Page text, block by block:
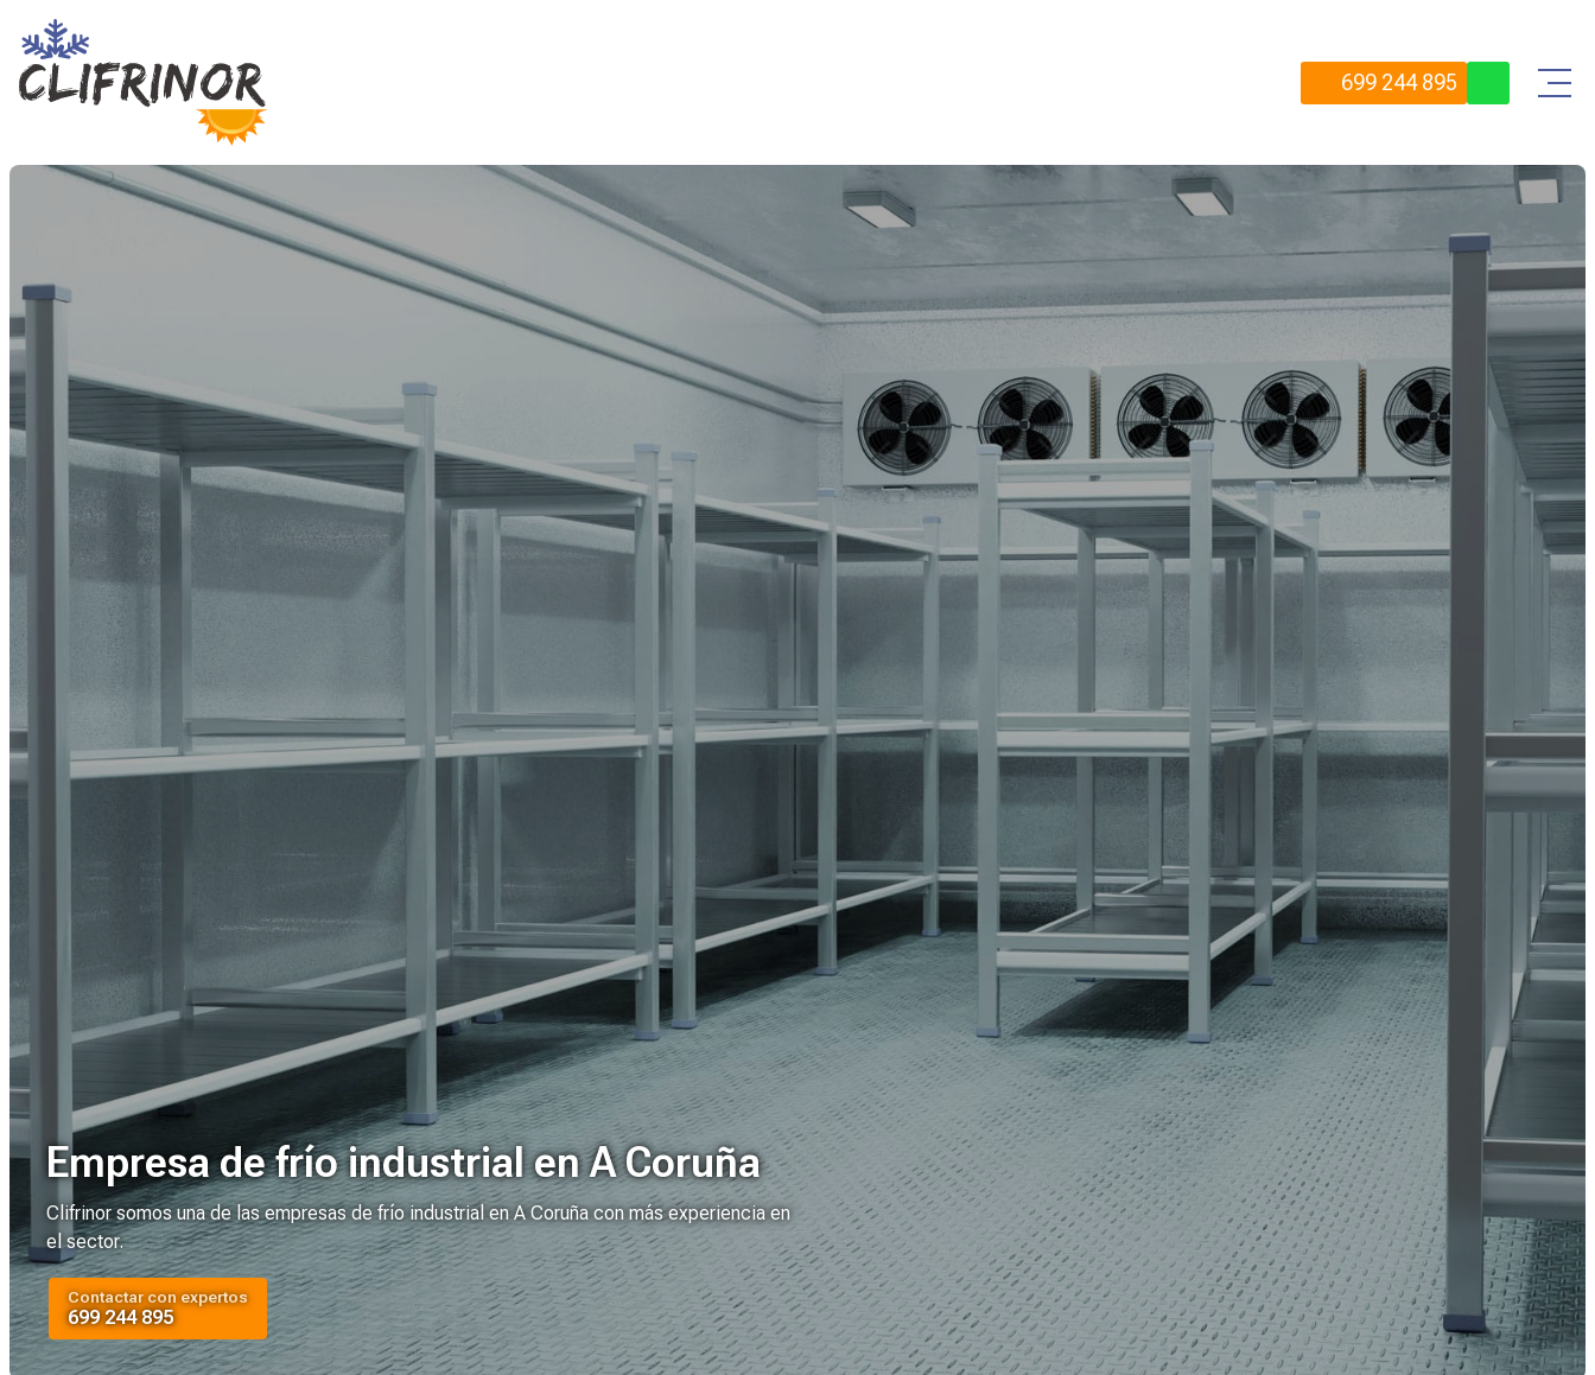
699 244 895
Empresa de frío industrial en A Coruña
Clifrinor somos una de las empresas de frío industrial en A Coruña con más experiencia en
el sector.
Contactar con expertos
699 244 895